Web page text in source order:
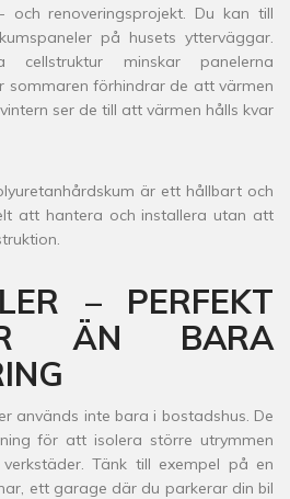
renoveringsprojekt. Du kan till
på husets ytterväggar.
minskar panelerna
sommaren förhindrar de att värmen
ser de till att värmen hålls kvar
är ett hållbart och
att hantera och installera utan att
– PERFEKT
ÄN BARA
används inte bara i bostadshus. De
för att isolera större utrymmen
Tänk till exempel på en
ett garage där du parkerar din bil